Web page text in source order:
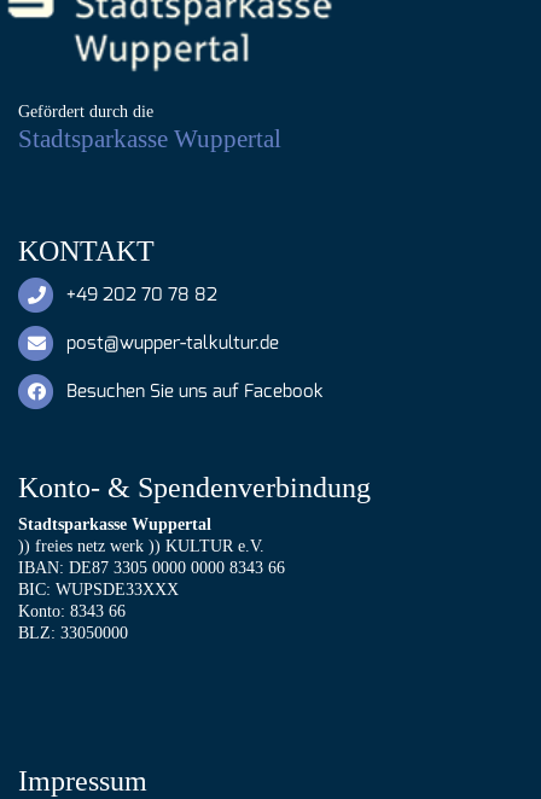
Gefördert durch die
Stadtsparkasse Wuppertal
KONTAKT
+49 202 70 78 82
post@wupper-talkultur.de
Besuchen Sie uns auf Facebook
Konto- & Spendenverbindung
Stadtsparkasse Wuppertal
)) freies netz werk )) KULTUR e.V.
IBAN: DE87 3305 0000 0000 8343 66
BIC: WUPSDE33XXX
Konto: 8343 66
BLZ: 33050000
Impressum